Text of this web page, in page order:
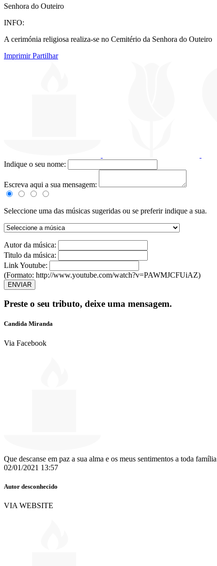
Senhora do Outeiro
INFO:
A cerimónia religiosa realiza-se no Cemitério da Senhora do Outeiro
Imprimir Partilhar
Indique o seu nome:
Escreva aqui a sua mensagem:
Seleccione uma das músicas sugeridas ou se preferir indique a sua.
Autor da música:
Titulo da música:
Link Youtube:
(Formato: http://www.youtube.com/watch?v=PAWMJCFUiAZ)
ENVIAR
Preste o seu tributo, deixe uma mensagem.
Candida Miranda
Via Facebook
Que descanse em paz a sua alma e os meus sentimentos a toda família
02/01/2021 13:57
Autor desconhecido
VIA WEBSITE